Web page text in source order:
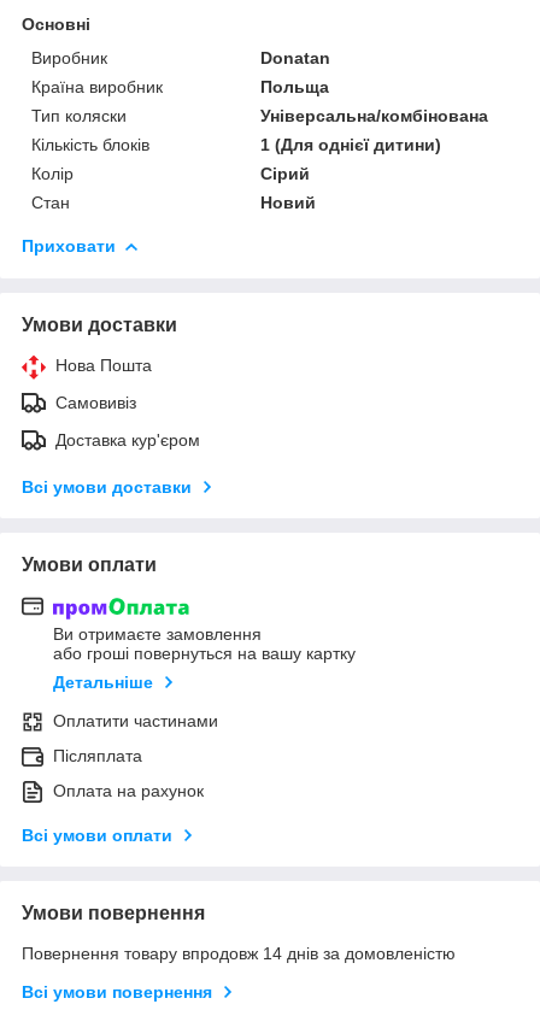
Основні
Виробник
Donatan
Країна виробник
Польща
Тип коляски
Універсальна/комбінована
Кількість блоків
1 (Для однієї дитини)
Колір
Сірий
Стан
Новий
Приховати
Умови доставки
Нова Пошта
Самовивіз
Доставка кур'єром
Всі умови доставки
Умови оплати
Ви отримаєте замовлення
або гроші повернуться на вашу картку
Детальніше
Оплатити частинами
Післяплата
Оплата на рахунок
Всі умови оплати
Умови повернення
Повернення товару впродовж 14 днів за домовленістю
Всі умови повернення